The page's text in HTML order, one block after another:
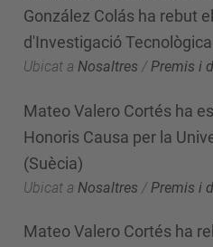
González Colás ha rebut
d'Investigació Tecnològica
Ubicat a Nosaltres /Premis i
Mateo Valero Cortés ha
Honoris Causa per la
(Suècia)
Ubicat a Nosaltres / Premis i
Mateo Valero Cortés ha